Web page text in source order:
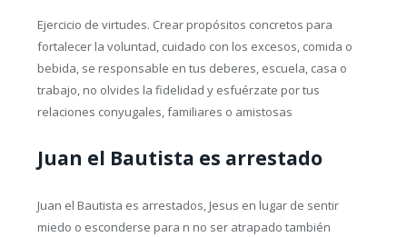
Ejercicio de virtudes. Crear propósitos concretos para
fortalecer la voluntad, cuidado con los excesos, comida o
bebida, se responsable en tus deberes, escuela, casa o
trabajo, no olvides la fidelidad y esfuérzate por tus
relaciones conyugales, familiares o amistosas
Juan el Bautista es arrestado
Juan el Bautista es arrestados, Jesus en lugar de sentir
miedo o esconderse para n no ser atrapado también